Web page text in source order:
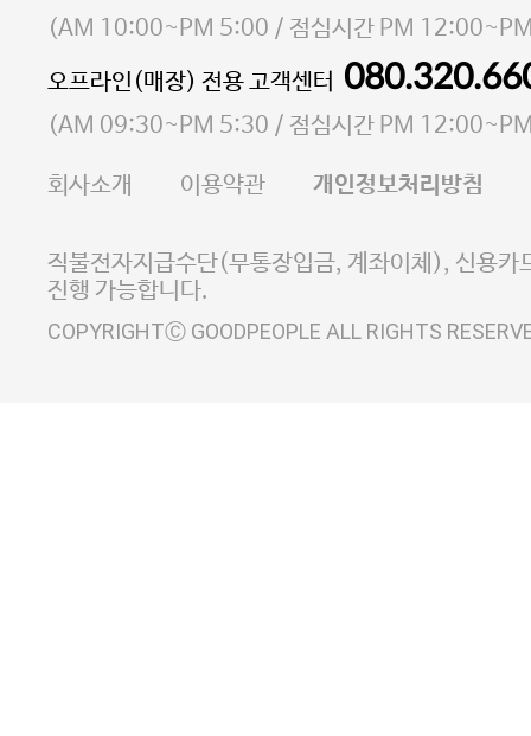
소재지 서울특별시 마포구 마포대로4다길 41 마포
통신판매업 신고번호 2023-서울마포-3931호
사업자등록번호 105-81-58242
E-MAIL goodpeople@gpin.co.kr
사업자정보확인
이니시스 에스크로 서비
(AM 10:00~PM 5:00 / 점심시간 PM
오프라인(매장) 전용 고객센터
(AM 09:30~PM 5:30 / 점심시간 PM
회사소개 이용약관 개인정보처리방침
직불전자지급수단(무통장입금, 계좌이체), 신용카
진행 가능합니다.
COPYRIGHTⒸ GOODPEOPLE ALL RIGHTS